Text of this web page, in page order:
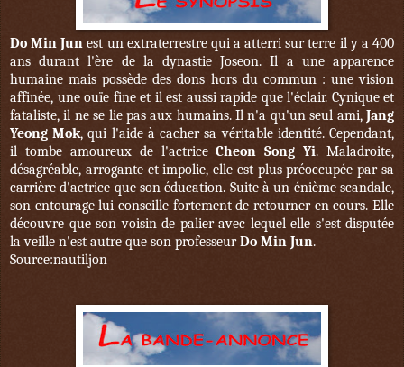
Do Min Jun est un extraterrestre qui a atterri sur terre il y a 400
ans durant l'ère de la dynastie Joseon. Il a une apparence
humaine mais possède des dons hors du commun : une vision
affinée, une ouïe fine et il est aussi rapide que l'éclair. Cynique et
fataliste, il ne se lie pas aux humains. Il n'a qu'un seul ami, Jang
Yeong Mok, qui l'aide à cacher sa véritable identité. Cependant,
il tombe amoureux de l'actriceCheon Song Yi. Maladroite,
désagréable, arrogante et impolie, elle est plus préoccupée par sa
carrière d'actrice que son éducation. Suite à un énième scandale,
son entourage lui conseille fortement de retourner en cours. Elle
découvre que son voisin de palier avec lequel elle s'est disputée
la veille n'est autre que son professeurDo Min Jun.
Source:nautiljon